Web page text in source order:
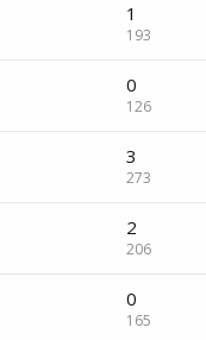
1
193
0
126
3
273
2
206
0
165